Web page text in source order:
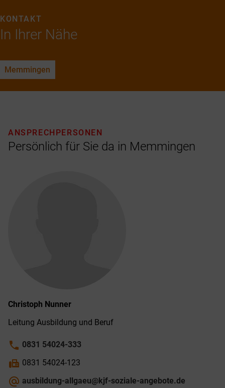
In Ihrer Nähe
KONTAKT
Memmingen
Persönlich für Sie da in Memmingen
ANSPRECHPERSONEN
Christoph Nunner
Leitung Ausbildung und Beruf
phone 0831 54024-333
fax 0831 54024-123
alternate_email ausbildung-allgaeu@kjf-soziale-angebote.de